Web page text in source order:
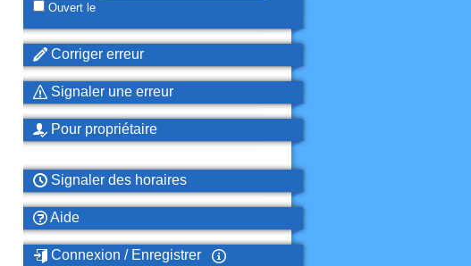
Ouvert le
Corriger erreur
Signaler une erreur
Pour propriétaire
Signaler des horaires
Aide
Connexion / Enregistrer